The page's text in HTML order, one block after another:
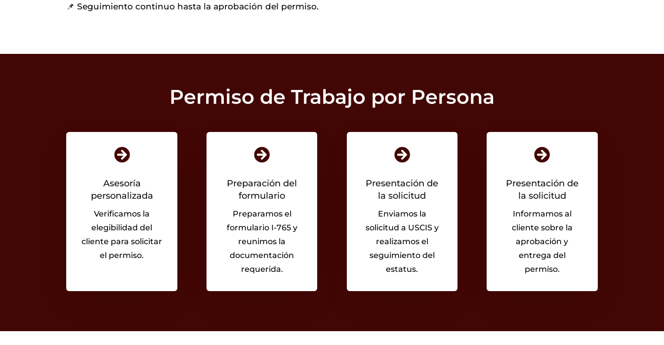
📌 Seguimiento continuo hasta la aprobación del permiso.
Permiso de Trabajo por Persona

Asesoría
personalizada
Verificamos la
elegibilidad del
cliente para solicitar
el permiso.

Preparación del
formulario
Preparamos el
formulario I-765 y
reunimos la
documentación
requerida.

Presentación de
la solicitud
Enviamos la
solicitud a USCIS y
realizamos el
seguimiento del
estatus.

Presentación de
la solicitud
Informamos al
cliente sobre la
aprobación y
entrega del
permiso.